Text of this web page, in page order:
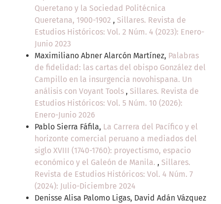
Queretano y la Sociedad Politécnica
Queretana, 1900-1902 , Sillares. Revista de
Estudios Históricos: Vol. 2 Núm. 4 (2023): Enero-
Junio 2023
Maximiliano Abner Alarcón Martínez, Palabras
de fidelidad: las cartas del obispo González del
Campillo en la insurgencia novohispana. Un
análisis con Voyant Tools , Sillares. Revista de
Estudios Históricos: Vol. 5 Núm. 10 (2026):
Enero-Junio 2026
Pablo Sierra Fáfila, La Carrera del Pacífico y el
horizonte comercial peruano a mediados del
siglo XVIII (1740-1760): proyectismo, espacio
económico y el Galeón de Manila. , Sillares.
Revista de Estudios Históricos: Vol. 4 Núm. 7
(2024): Julio-Diciembre 2024
Denisse Alisa Palomo Ligas, David Adán Vázquez